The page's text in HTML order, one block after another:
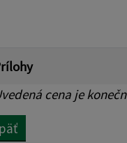
cena je